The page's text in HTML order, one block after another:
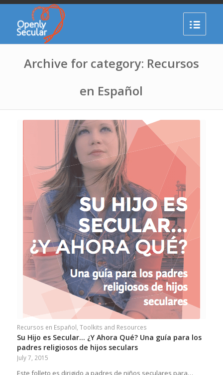
Archive for category: Recursos
en Español
Recursos en Español Toolkits and Resources
Su Hijo es Secular... ¿Y Ahora Qué? Una guía para los
padres religiosos de hijos seculars
July 7, 2015
Este folleto es dirigido a padres de niños seculares para…